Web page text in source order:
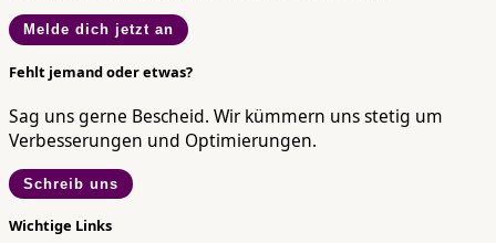
Melde dich jetzt an
Fehlt jemand oder etwas?
Sag uns gerne Bescheid. Wir kümmern uns stetig um
Verbesserungen und Optimierungen.
Schreib uns
Wichtige Links